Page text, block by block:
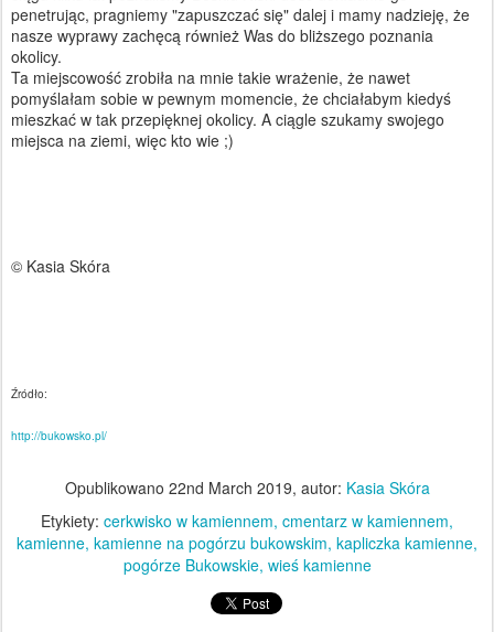
penetrując, pragniemy "zapuszczać się" dalej i mamy nadzieję, że
nasze wyprawy zachęcą również Was do bliższego poznania
okolicy.
Ta miejscowość zrobiła na mnie takie wrażenie, że nawet
pomyślałam sobie w pewnym momencie, że chciałabym kiedyś
mieszkać w tak przepięknej okolicy. A ciągle szukamy swojego
miejsca na ziemi, więc kto wie ;)
© Kasia Skóra
Źródło:
http://bukowsko.pl/
Opublikowano 22nd March 2019, autor: Kasia Skóra
Etykiety: cerkwisko w kamiennem cmentarz w kamiennem
kamienne kamienne na pogórzu bukowskim kapliczka kamienne
pogórze Bukowskie wieś kamienne